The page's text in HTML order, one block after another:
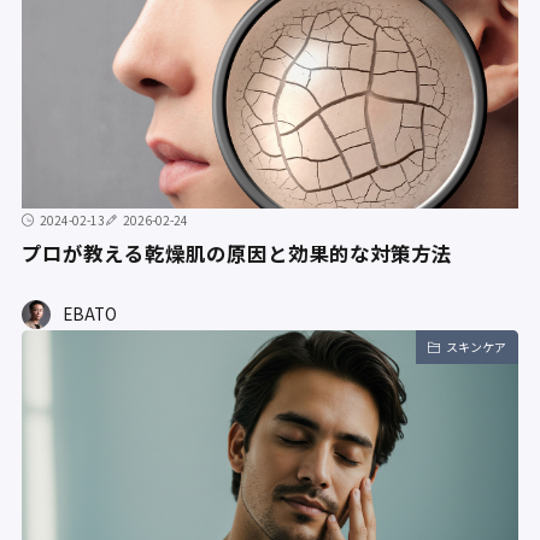
2024-02-13 2026-02-24
プロが教える乾燥肌の原因と効果的な対策方法
EBATO
スキンケア